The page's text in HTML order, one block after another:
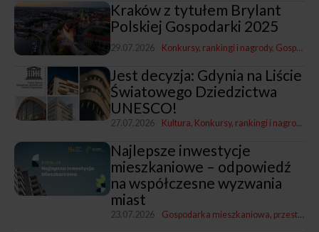
Kraków z tytułem Brylant
Polskiej Gospodarki 2025
29.07.2026 Konkursy, rankingi i nagrody Gospodarka i promocja
Jest decyzja: Gdynia na Liście
Światowego Dziedzictwa
UNESCO!
27.07.2026 Kultura Konkursy, rankingi i nagrody
Najlepsze inwestycje
mieszkaniowe – odpowiedź
na współczesne wyzwania
miast
23.07.2026 Gospodarka mieszkaniowa, przestrzenna i nieruchomościami